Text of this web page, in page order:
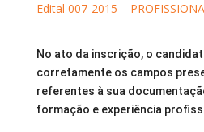
Edital 007-2015 –
No ato da inscrição, o
corretamente os campos
referentes à sua
formação e experiência